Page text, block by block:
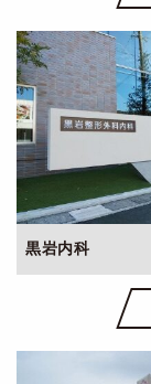
黒岩内科